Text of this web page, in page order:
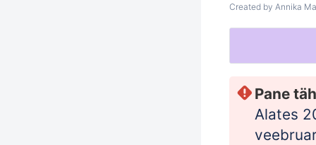
Created by Annika
Pane
Alates